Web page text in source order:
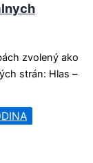
zvolený ako
strán: Hlas –